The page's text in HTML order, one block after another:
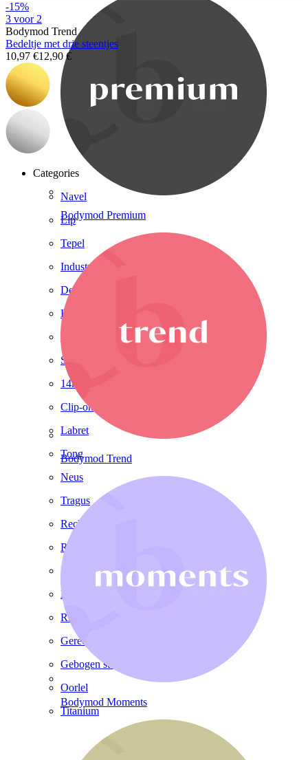
Bodymod Premium
Bodymod Trend
Bodymod Moments
-15%
3 voor 2
Bodymod Trend
Bedeltje met drie steentjes
10,97 €12,90 €
Categories
Navel
Lip
Tepel
Industrial
Dermal
Helix
Septum
14k Goud
Clip-on
Labret
Tong
Neus
Tragus
Recht staafje
Rook
Daith
Hoefijzer
Ring
Gereedschappen
Gebogen staafje
Oorlel
Titanium